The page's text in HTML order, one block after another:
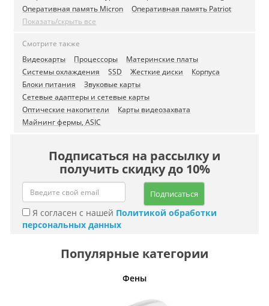
Оперативная память Micron
Оперативная память Patriot
Показать/скрыть все
Смотрите также
Видеокарты
Процессоры
Материнские платы
Системы охлаждения
SSD Жесткие диски
Корпуса
Блоки питания
Звуковые карты
Сетевые адаптеры и сетевые карты
Оптические накопители
Карты видеозахвата
Майнинг фермы, ASIC
Подписаться на рассылку и
получить скидку до 10%
Подписаться
Я согласен с нашей Политикой обработки
персональных данных
Популярные категории
Фены